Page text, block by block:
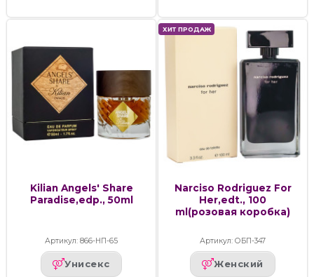
Kilian Angels' Share
Paradise,edp., 50ml
Артикул: 866-НП-65
Унисекс
ХИТ ПРОДАЖ
Narciso Rodriguez For
Her,edt., 100
ml(розовая коробка)
Артикул: ОБП-347
Женский